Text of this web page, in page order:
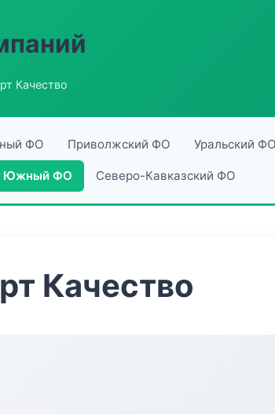
Качество
ФО Приволжский ФО Уральский ФО
Южный ФО Северо-Кавказский ФО
Качество